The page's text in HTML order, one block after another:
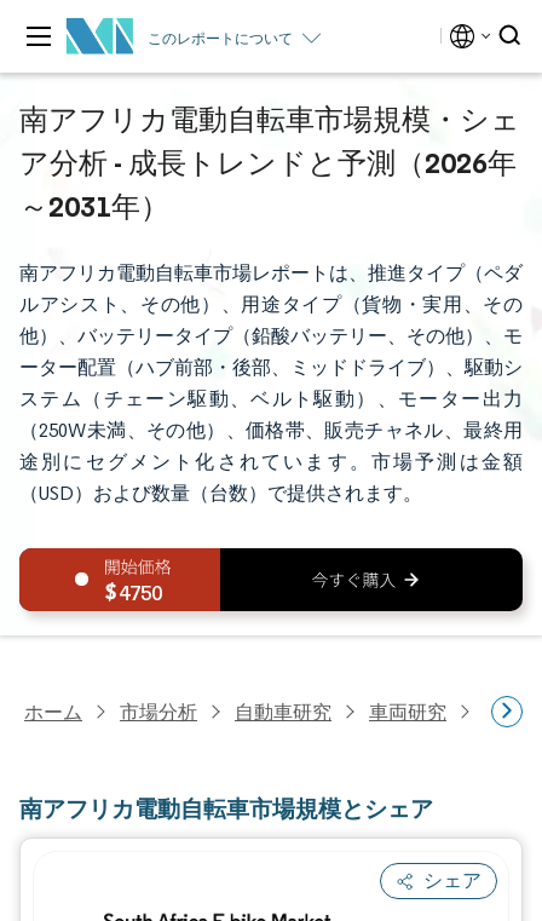
このレポートについて
南アフリカ電動自転車市場規模・シェ
ア分析 - 成長トレンドと予測（2026年
～2031年）
南アフリカ電動自転車市場レポートは、推進タイプ（ペダ
ルアシスト、その他）、用途タイプ（貨物・実用、その
他）、バッテリータイプ（鉛酸バッテリー、その他）、モ
ーター配置（ハブ前部・後部、ミッドドライブ）、駆動シ
ステム（チェーン駆動、ベルト駆動）、モーター出力
（250W未満、その他）、価格帯、販売チャネル、最終用
途別にセグメント化されています。市場予測は金額
（USD）および数量（台数）で提供されます。
4750
ホーム 市場分析 自動車研究 車両研究 南ア
南アフリカ電動自転車市場規模とシェア
シェア